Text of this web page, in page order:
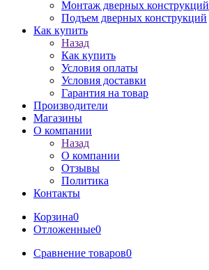
Монтаж дверных конструкций
Подъем дверных конструкций
Как купить
Назад
Как купить
Условия оплаты
Условия доставки
Гарантия на товар
Производители
Магазины
О компании
Назад
О компании
Отзывы
Политика
Контакты
Корзина0
Отложенные0
Сравнение товаров0